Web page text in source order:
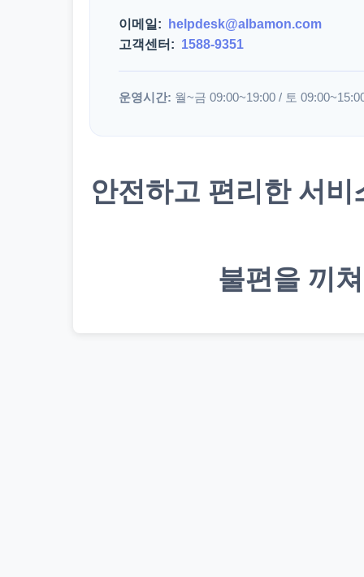
이메일:
helpdesk@albamon.com
고객센터: 1588-9351
운영시간: 월~금 09:00~19:00 / 토
안전하고 편리한 서
불편을 끼